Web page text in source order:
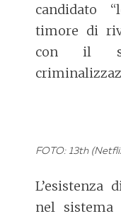
candidato
timore di
con il
FOTO: 13th
L’esistenza
nel sistema